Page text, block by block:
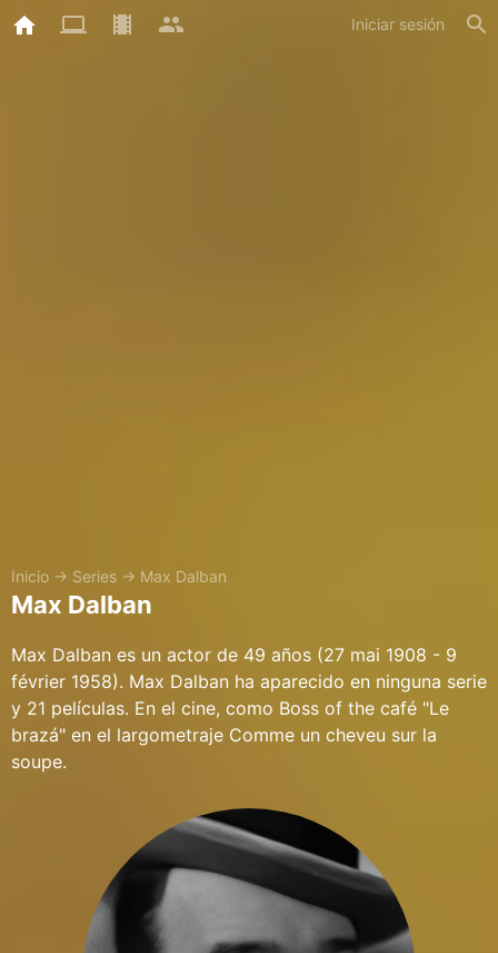
Iniciar sesión
Inicio → Series → Max Dalban
Max Dalban
Max Dalban es un actor de 49 años (27 mai 1908 - 9
février 1958). Max Dalban ha aparecido en ninguna serie
y 21 películas. En el cine, como Boss of the café "Le
brazá" en el largometraje Comme un cheveu sur la
soupe.